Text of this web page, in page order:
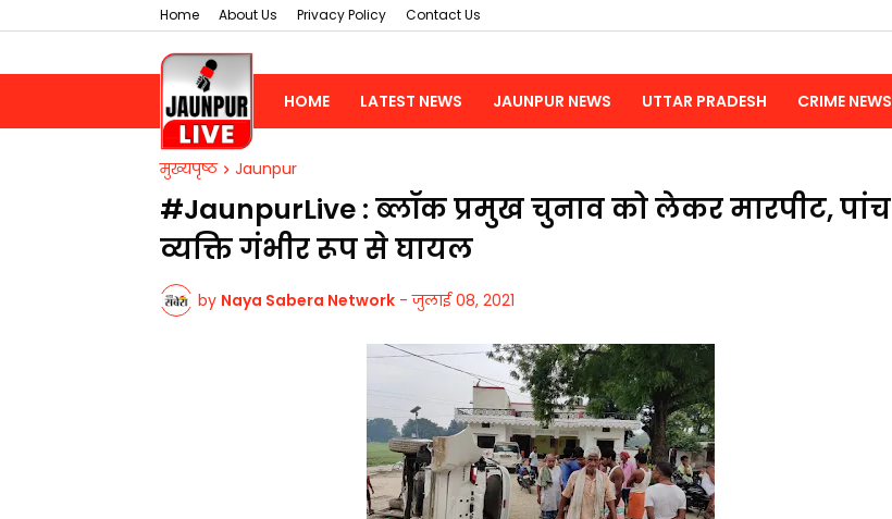
Home About Us Privacy Policy Contact Us
HOME LATEST NEWS JAUNPUR NEWS UTTAR PRADESH CRIME NEWS
मुख्यपृष्ठ Jaunpur
#JaunpurLive : ब्लॉक प्रमुख चुनाव को लेकर मारपीट, पांच
व्यक्ति गंभीर रूप से घायल
by Naya Sabera Network - जुलाई 08, 2021